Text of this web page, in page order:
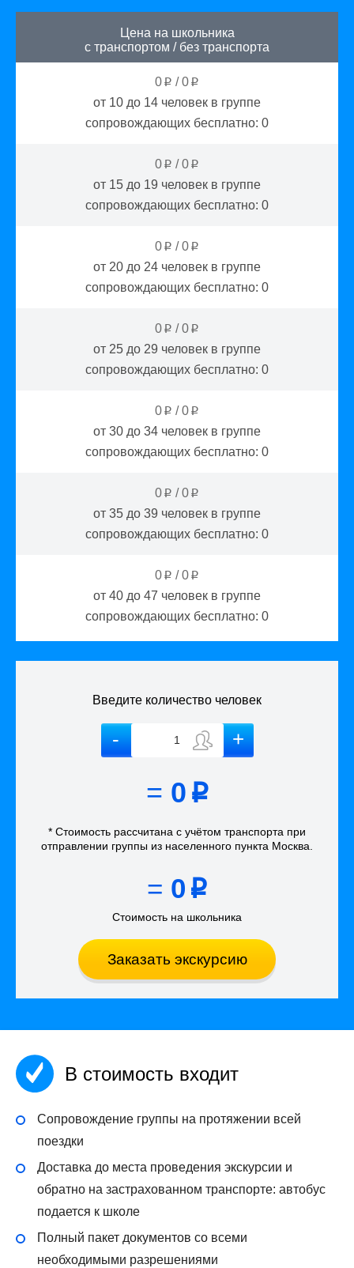
Цена на школьника
с транспортом / без транспорта
0 p /0 p
от 10 до 14 человек в группе
сопровождающих бесплатно: 0
0 p /0 p
от 15 до 19 человек в группе
сопровождающих бесплатно: 0
0 p /0 p
от 20 до 24 человек в группе
сопровождающих бесплатно: 0
0 p /0 p
от 25 до 29 человек в группе
сопровождающих бесплатно: 0
0 p /0 p
от 30 до 34 человек в группе
сопровождающих бесплатно: 0
0 p /0 p
от 35 до 39 человек в группе
сопровождающих бесплатно: 0
0 p /0 p
от 40 до 47 человек в группе
сопровождающих бесплатно: 0
Введите количество человек
= 0 p
* Стоимость рассчитана с учётом транспорта при
отправлении группы из населенного пункта Москва
= 0 p
Стоимость на школьника
Заказать экскурсию
В стоимость входит
Сопровождение группы на протяжении всей
поездки
Доставка до места проведения экскурсии и
обратно на застрахованном транспорте: автобус
подается к школе
Полный пакет документов со всеми
необходимыми разрешениями